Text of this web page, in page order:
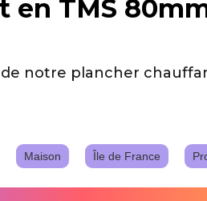
en TMS
notre plancher
Maison Île de France